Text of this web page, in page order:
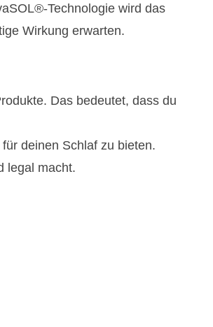
Technologie wird das
Wirkung erwarten.
Das bedeutet, dass du
deinen Schlaf zu bieten.
legal macht.